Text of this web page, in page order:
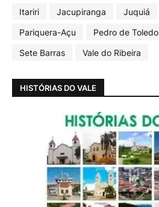
Itariri
Jacupiranga Juquiá
Pariquera-Açu
Pedro de Toledo
Sete Barras
Vale do Ribeira
HISTÓRIAS DO VALE